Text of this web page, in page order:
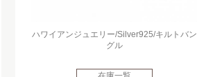
ハワイアンジュエリー/Silver925/キルトバン
グル